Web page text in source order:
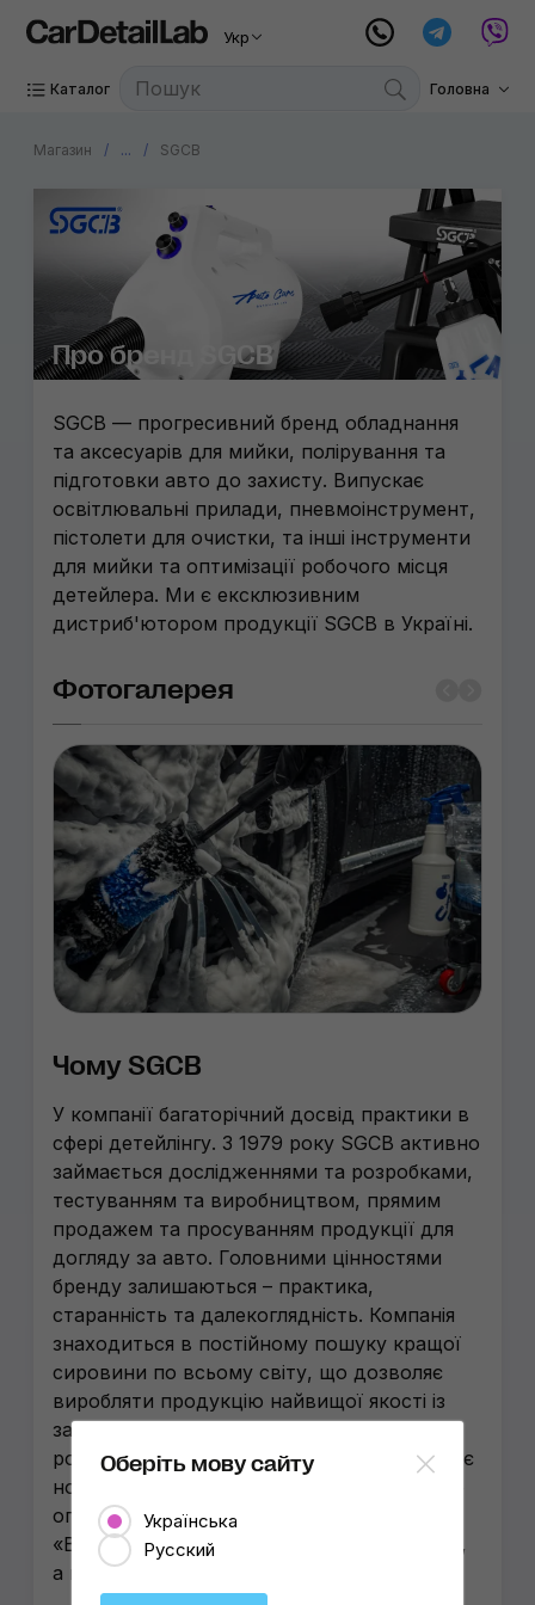
Укр
Каталог Головна
Магазин ... SGCB
Про бренд SGCB
SGCB — прогресивний бренд обладнання
та аксесуарів для мийки, полірування та
підготовки авто до захисту. Випускає
освітлювальні прилади, пневмоінструмент,
пістолети для очистки, та інші інструменти
для мийки та оптимізації робочого місця
детейлера. Ми є ексклюзивним
дистриб'ютором продукції SGCB в Україні.
Фотогалерея
Чому SGCB
У компанії багаторічний досвід практики в
сфері детейлінгу. З 1979 року SGCB активно
займається дослідженнями та розробками,
тестуванням та виробництвом, прямим
продажем та просуванням продукції для
догляду за авто. Головними цінностями
бренду залишаються – практика,
старанність та далекоглядність. Компанія
знаходиться в постійному пошуку кращої
сировини по всьому світу, що дозволяє
виробляти продукцію найвищої якості із
застосуванням власних досліджень і
розробок. SGCB у числі перших застосовує
новітні матеріали й технології та ретельно
опрацьовує всі інновації. Девіз бренду:
«Виробляємо якість, яку ви хочете купити,
а не товари, які ми хочемо продати».
Оберіть мову сайту
Українська
Русский